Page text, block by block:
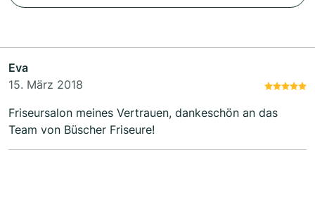
Eva
15. März 2018
Friseursalon meines Vertrauen, dankeschön an das
Team von Büscher Friseure!